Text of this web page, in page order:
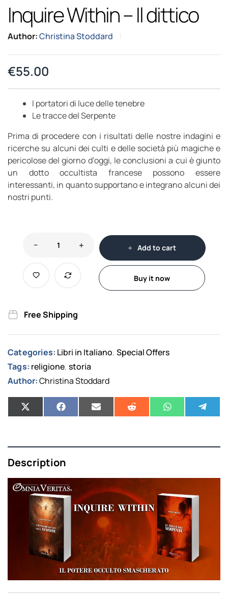
Inquire Within – Il dittico
Author:Christina Stoddard
€55.00
I portatori di luce delle tenebre
Le tracce del Serpente
Prima di procedere con i risultati delle nostre indagini e
ricerche su alcuni dei culti e delle società più magiche e
pericolose del giorno d’oggi, le conclusioni a cui è giunto
un dotto occultista francese possono essere
interessanti, in quanto supportano e integrano alcuni dei
nostri punti.
Add to cart
Buy it now
Free Shipping
Categories: Libri in Italiano, Special Offers
Tags: religione, storia
Author:Christina Stoddard
Description